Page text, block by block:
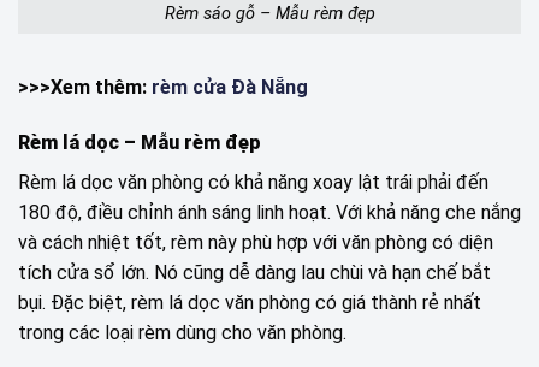
Rèm sáo gỗ – Mẫu rèm đẹp
>>>Xem thêm: rèm cửa Đà Nẵng
Rèm lá dọc – Mẫu rèm đẹp
Rèm lá dọc văn phòng có khả năng xoay lật trái phải đến
180 độ, điều chỉnh ánh sáng linh hoạt. Với khả năng che nắng
và cách nhiệt tốt, rèm này phù hợp với văn phòng có diện
tích cửa sổ lớn. Nó cũng dễ dàng lau chùi và hạn chế bắt
bụi. Đặc biệt, rèm lá dọc văn phòng có giá thành rẻ nhất
trong các loại rèm dùng cho văn phòng.